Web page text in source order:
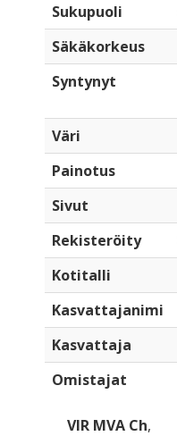
Sukupuoli
Säkäkorkeus
Syntynyt
Väri
Painotus
Sivut
Rekisteröity
Kotitalli
Kasvattajanimi
Kasvattaja
Omistajat
VIR MVA Ch,